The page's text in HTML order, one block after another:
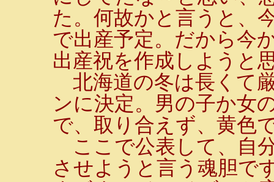
た。何故かと言うと、
で出産予定。だから今
出産祝を作成しようと
北海道の冬は長くて
ンに決定。男の子か女
で、取り合えず、黄色
ここで公表して、自
させようと言う魂胆で